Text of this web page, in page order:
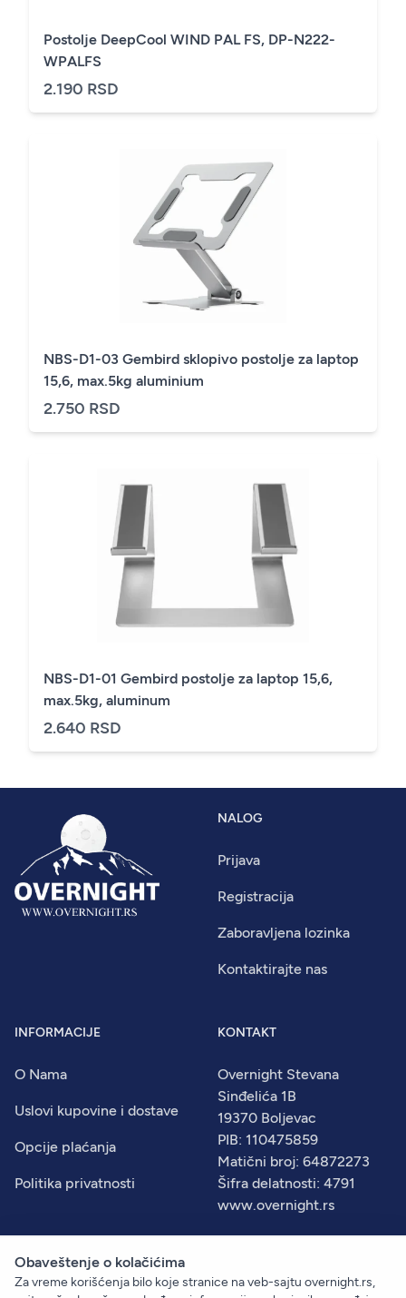
Postolje DeepCool WIND PAL FS, DP-N222-
WPALFS
2.190 RSD
NBS-D1-03 Gembird sklopivo postolje za laptop
15,6, max.5kg aluminium
2.750 RSD
NBS-D1-01 Gembird postolje za laptop 15,6,
max.5kg, aluminum
2.640 RSD
NALOG
Prijava
Registracija
Zaboravljena lozinka
Kontaktirajte nas
INFORMACIJE
O Nama
Uslovi kupovine i dostave
Opcije plaćanja
Politika privatnosti
KONTAKT
Overnight Stevana
Sinđelića 1B
19370 Boljevac
PIB: 110475859
Matični broj: 64872273
Šifra delatnosti: 4791
www.overnight.rs
© 2026Overnight. Sva prava zadržana.
Obaveštenje o kolačićima
Za vreme korišćenja bilo koje stranice na veb-sajtu overnight.rs,